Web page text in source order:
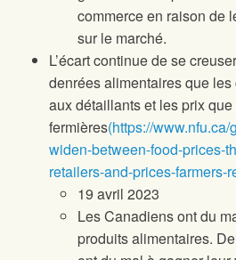
commerce en raison de
sur le marché.
L’écart continue de se
denrées alimentaires que
aux détaillants et les prix
fermières(https://
widen-between-food-prices-
retailers-and-prices-farmers-
19 avril 2023
Les Canadiens ont du
produits alimentaires.